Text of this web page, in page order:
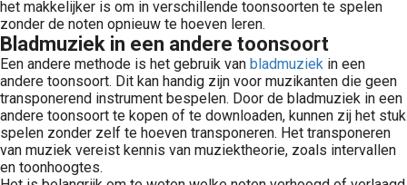
het makkelijker is om in verschillende toonsoorten te spelen
zonder de noten opnieuw te hoeven leren.
Bladmuziek in een andere toonsoort
Een andere methode is het gebruik van bladmuziek in een
andere toonsoort. Dit kan handig zijn voor muzikanten die geen
transponerend instrument bespelen. Door de bladmuziek in een
andere toonsoort te kopen of te downloaden, kunnen zij het stuk
spelen zonder zelf te hoeven transponeren. Het transponeren
van muziek vereist kennis van muziektheorie, zoals intervallen
en toonhoogtes.